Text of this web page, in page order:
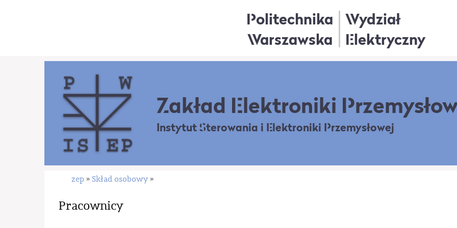
Politechnika
Warszawska
Wydział
Elektryczny
Zakład Elektroniki
Instytut Sterowania i Elektroniki Przemysłowej
zep » Skład osobowy »
Pracownicy